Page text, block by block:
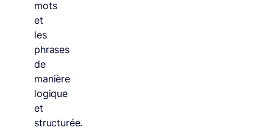
mots
et
les
phrases
de
manière
logique
et
structurée.